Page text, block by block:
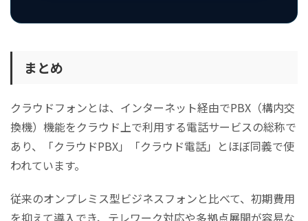
まとめ
クラウドフォンとは、インターネット経由でPBX（構内交
換機）機能をクラウド上で利用する電話サービスの総称で
あり、「クラウドPBX」「クラウド電話」とほぼ同義で使
われています。
従来のオンプレミス型ビジネスフォンと比べて、初期費用
を抑えて導入でき、テレワーク対応や多拠点展開が容易な